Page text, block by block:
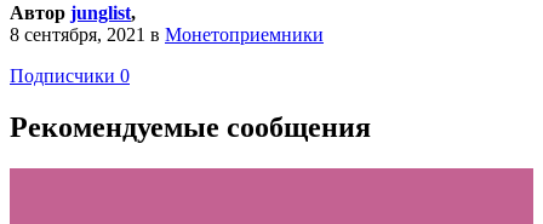
Автор junglist,
8 сентября, 2021 в Монетоприемники
Подписчики 0
Рекомендуемые сообщения